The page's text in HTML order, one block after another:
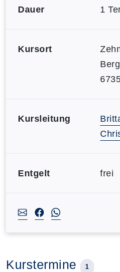
Dauer 1
Kursort
Kursleitung
Entgelt frei
Kurstermine 1